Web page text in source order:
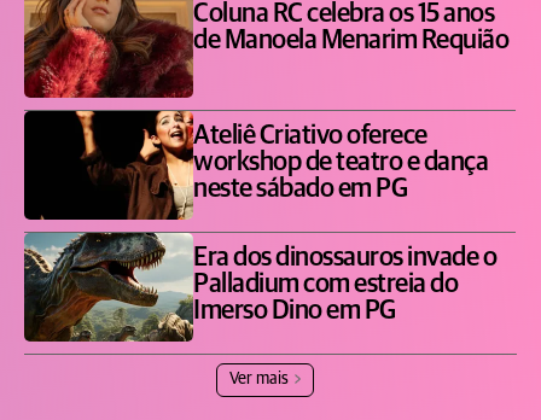
Coluna RC celebra os 15 anos
de Manoela Menarim Requião
Ateliê Criativo oferece
workshop de teatro e dança
neste sábado em PG
Era dos dinossauros invade o
Palladium com estreia do
Imerso Dino em PG
Ver mais